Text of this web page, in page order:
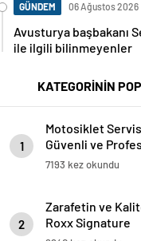
GÜNDEM 06 Ağustos 2026
Avusturya başbakanı
ile ilgili bilinmeyenler
KATEGORİNİN
1
Motosiklet
Güvenli ve
Motosiklet Lifti
7193 kez okundu
2
Zarafetin ve
Roxx Signature